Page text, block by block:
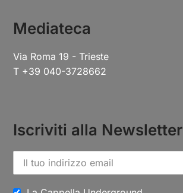
Mediateca
Via Roma 19 - Trieste
T +39 040-3728662
Iscriviti alla Newsletter